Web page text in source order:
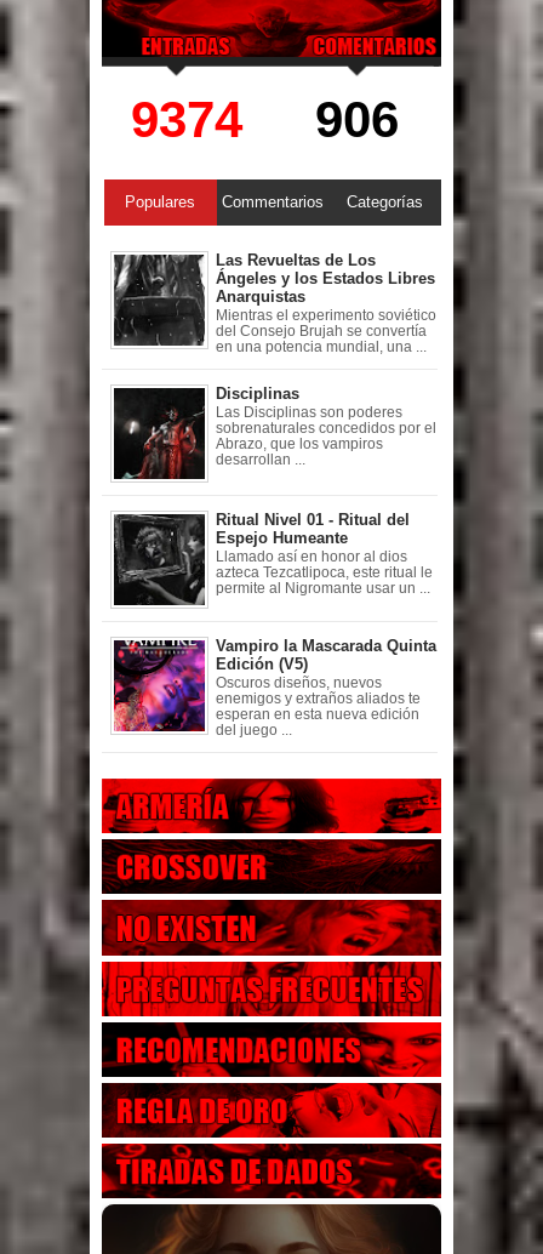
9374 906
Populares Commentarios Categorías
Las Revueltas de Los
Ángeles y los Estados Libres
Anarquistas
Mientras el experimento soviético
del Consejo Brujah se convertía
en una potencia mundial, una ...
Disciplinas
Las Disciplinas son poderes
sobrenaturales concedidos por el
Abrazo, que los vampiros
desarrollan ...
Ritual Nivel 01 - Ritual del
Espejo Humeante
Llamado así en honor al dios
azteca Tezcatlipoca, este ritual le
permite al Nigromante usar un ...
Vampiro la Mascarada Quinta
Edición (V5)
Oscuros diseños, nuevos
enemigos y extraños aliados te
esperan en esta nueva edición
del juego ...